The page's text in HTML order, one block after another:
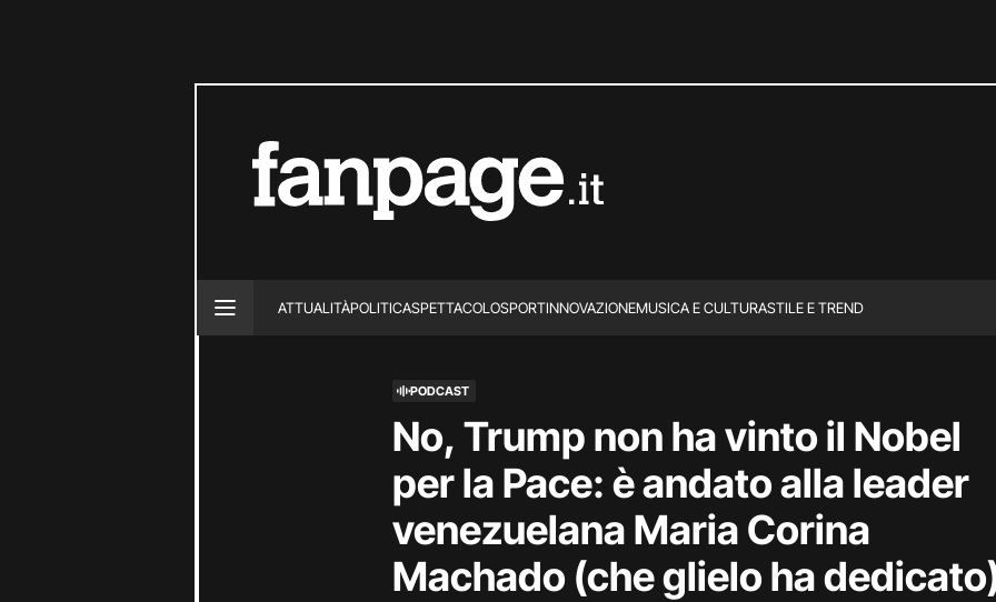
ATTUALITÀPOLITICASPETTACOLOSPORTINNOVAZIONEMUSICA E CULTURASTILE E TREND
PODCAST
No, Trump non ha vinto il Nobel
per la Pace: è andato alla leader
venezuelana Maria Corina
Machado (che glielo ha